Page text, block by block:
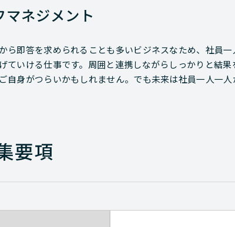
マネジメント
ら即答を求められることも多いビジネスなため、社員
ていける仕事です。周囲と連携しながらしっかりと結
自身がつらいかもしれません。でも未来は社員一人一人
要項